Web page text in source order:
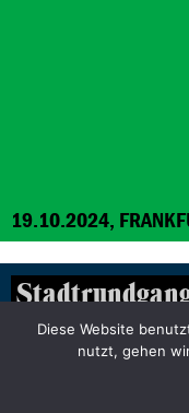
19.10.2024,
Widerstand
Diese Website
nutzt, gehen